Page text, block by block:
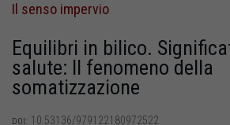
Il senso impervio
Equilibri in bilico.
salute: Il fenomeno della
somatizzazione
DOI: 10.53136/979122180972522